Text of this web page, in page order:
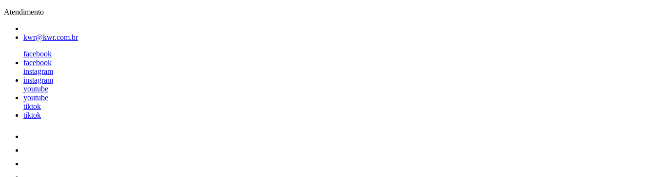
Atendimento
kwr@kwr.com.br
facebook
facebook
instagram
instagram
youtube
youtube
tiktok
tiktok